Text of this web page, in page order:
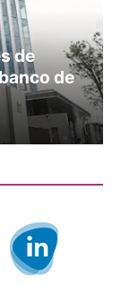
de
de